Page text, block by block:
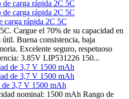
carga rápida 2C 5C
Cargue el 70% de su capacidad en
Buena consistencia, baja
Excelente seguro, respetuoso
3.85V LIP531226 150...
de 3,7 V 1500 mAh
nominal: 1500 mAh Rango de